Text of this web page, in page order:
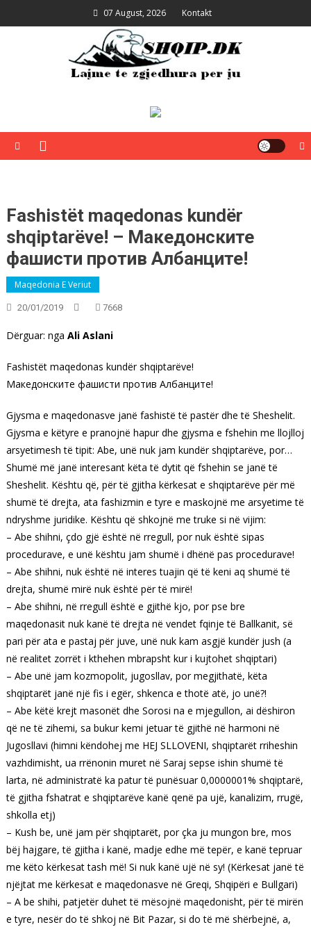
to
07 August, 2026 Kontakt
Fashistët maqedonas kundër
shqiptarëve! – Македонските
фашисти против Албанците!
Maqedonia E Veriut
20/01/2019 7668
Dërguar: nga Ali Aslani
Fashistët maqedonas kundër shqiptarëve!
Македонските фашисти против Албанците!
Gjysma e maqedonasve janë fashistë të pastër dhe të Sheshelit.
Gjysma e këtyre e pranojnë hapur dhe gjysma e fshehin me llojlloj
arsyetimesh të tipit: Abe, unë nuk jam kundër shqiptarëve, por…
Shumë më janë interesant këta të dytit që fshehin se janë të
Sheshelit. Kështu që, për të gjitha kërkesat e shqiptarëve për më
shumë të drejta, ata fashizmin e tyre e maskojnë me arsyetime të
ndryshme juridike. Kështu që shkojnë me truke si në vijim:
– Abe shihni, çdo gjë është në rregull, por nuk është sipas
procedurave, e unë kështu jam shumë i dhënë pas procedurave!
– Abe shihni, nuk është në interes tuajin që të keni aq shumë të
drejta, shumë mirë nuk është për të mirë!
– Abe shihni, në rregull është e gjithë kjo, por pse bre
maqedonasit nuk kanë të drejta në vendet fqinje të Ballkanit, së
pari për ata e pastaj për juve, unë nuk kam asgjë kundër jush (a
në realitet zorrët i kthehen mbrapsht kur i kujtohet shqiptari)
– Abe unë jam kozmopolit, jugosllav, por megjithatë, këta
shqiptarët janë një fis i egër, shkenca e thotë atë, jo unë?!
– Abe këtë krejt masonët dhe Sorosi na e mjegullon, ai dëshiron
që ne të zihemi, sa bukur kemi jetuar të gjithë në harmoni në
Jugosllavi (himni këndohej me HEJ SLLOVENI, shqiptarët rriheshin
vazhdimisht, ua rrënonin muret në Saraj sepse ishin shumë të
larta, në administratë ka patur të punësuar 0,0000001% shqiptarë,
të gjitha fshatrat e shqiptarëve kanë qenë pa ujë, kanalizim, rrugë,
shkolla etj)
– Kush be, unë jam për shqiptarët, por çka ju mungon bre, mos
bëj hajgare, të gjitha i kanë, madje edhe më tepër, e kanë tepruar
me këto kërkesat tash më! Si nuk kanë ujë në sy! (Kërkesat janë të
njëjtat me kërkesat e maqedonasve në Greqi, Shqipëri e Bullgari)
– A be shihi, patjetër duhet të mësojnë maqedonisht, për të mirën
e tyre, nesër do të shkoj në Bit Pazar, si do të më shërbejnë, a,